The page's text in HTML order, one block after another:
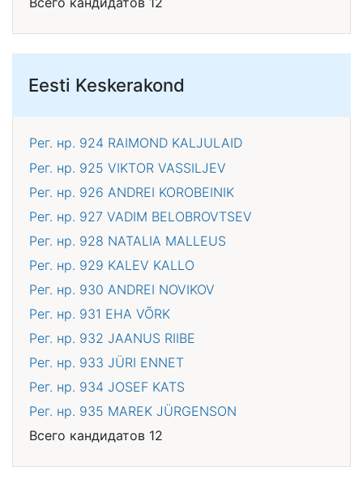
Eesti Keskerakond
Рег. нр. 924 RAIMOND KALJULAID
Рег. нр. 925 VIKTOR VASSILJEV
Рег. нр. 926 ANDREI KOROBEINIK
Рег. нр. 927 VADIM BELOBROVTSEV
Рег. нр. 928 NATALIA MALLEUS
Рег. нр. 929 KALEV KALLO
Рег. нр. 930 ANDREI NOVIKOV
Рег. нр. 931 EHA VÕRK
Рег. нр. 932 JAANUS RIIBE
Рег. нр. 933 JÜRI ENNET
Рег. нр. 934 JOSEF KATS
Рег. нр. 935 MAREK JÜRGENSON
Всего кандидатов 12